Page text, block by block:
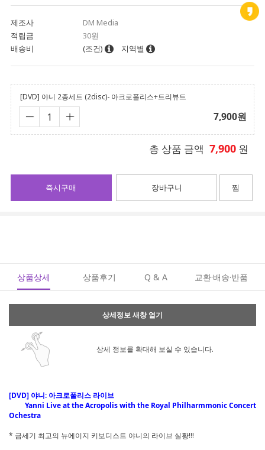
제조사
DM Media
적립금
30원
배송비
(조건) 지역별
[DVD] 야니 2종세트 (2disc)- 아크로폴리스+트리뷰트
7,900원
총 상품 금액 7,900 원
장바구니
즉시구매 찜
상품상세 상품후기 Q & A 교환·배송·반품
상세정보 새창 열기
상세 정보를 확대해 보실 수 있습니다.
[DVD] 야니: 아크로폴리스 라이브
Yanni Live at the Acropolis with the Royal Philharmmonic Concert
Ochestra
* 금세기 최고의 뉴에이지 키보디스트 야니의 라이브 실황!!!